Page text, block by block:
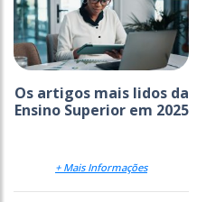
Os artigos mais lidos da
Ensino Superior em 2025
+ Mais Informações